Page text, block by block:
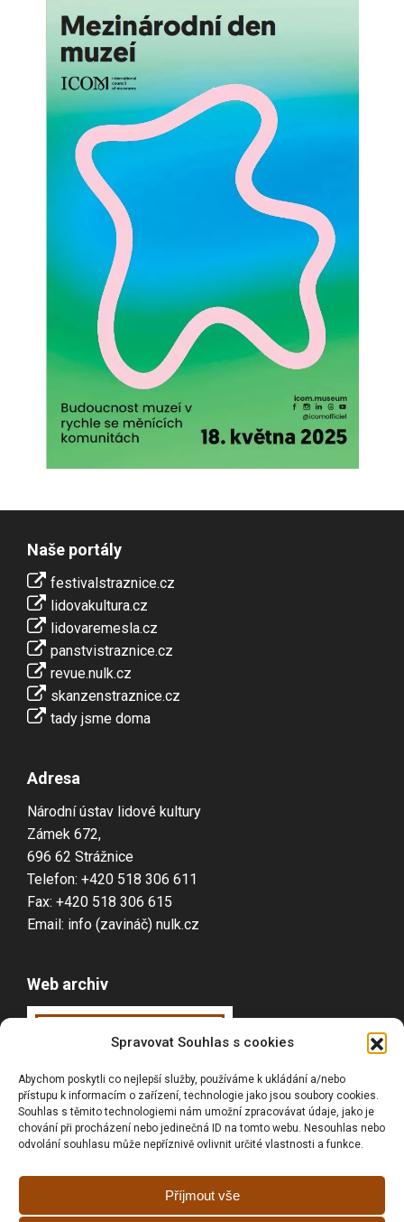
Spravovat Souhlas s cookies
Abychom poskytli co nejlepší služby, používáme k ukládání a/nebo
přístupu k informacím o zařízení, technologie jako jsou soubory cookies.
Souhlas s těmito technologiemi nám umožní zpracovávat údaje, jako je
chování při procházení nebo jedinečná ID na tomto webu. Nesouhlas nebo
odvolání souhlasu může nepříznivě ovlivnit určité vlastnosti a funkce.
Příjmout vše
Naše portály
festivalstraznice.cz
lidovakultura.cz
lidovaremesla.cz
panstvistraznice.cz
revue.nulk.cz
skanzenstraznice.cz
tady jsme doma
Adresa
Národní ústav lidové kultury
Zámek 672,
696 62 Strážnice
Telefon: +420 518 306 611
Fax: +420 518 306 615
Email: info (zavináč) nulk.cz
Web archiv
Webarchivováno
ČR
Vyhledávání